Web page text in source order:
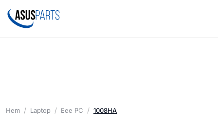
Hem Laptop Eee PC 1008HA